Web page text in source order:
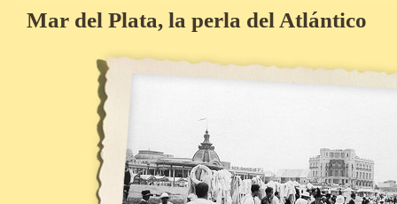
Mar del Plata, la perla del Atlántico